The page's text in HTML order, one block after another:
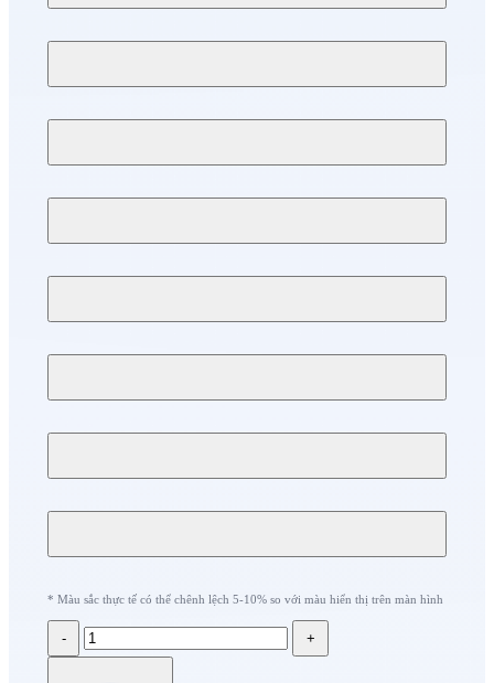
* Màu sắc thực tế có thể chênh lệch 5-10% so với màu hiển thị trên màn hình
- +